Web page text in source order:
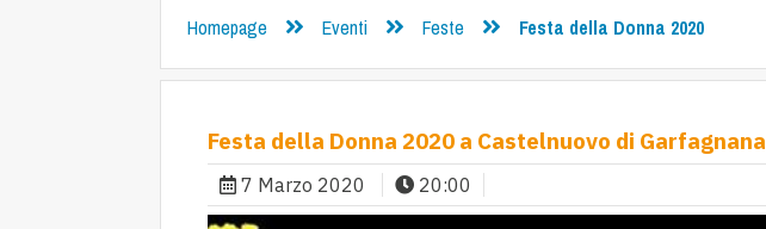
Homepage Eventi Feste Festa della Donna 2020
Festa della Donna 2020 a Castelnuovo di Garfagnana
7 Marzo 2020 20:00